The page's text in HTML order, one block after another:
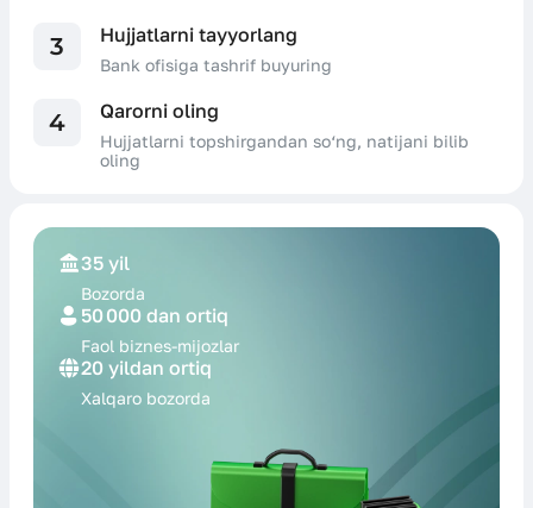
3 Hujjatlarni tayyorlang
Bank ofisiga tashrif buyuring
4 Qarorni oling
Hujjatlarni topshirgandan so‘ng, natijani bilib
oling
35 yil
Bozorda
50 000 dan ortiq
Faol biznes-mijozlar
20 yildan ortiq
Xalqaro bozorda